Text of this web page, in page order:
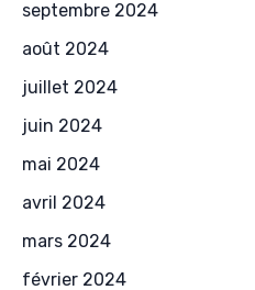
septembre 2024
août 2024
juillet 2024
juin 2024
mai 2024
avril 2024
mars 2024
février 2024